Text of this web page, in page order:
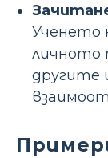
Ученето
личното
другите